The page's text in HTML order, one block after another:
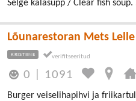
Selge kalasupp / Clear fish soup.
Lõunarestoran Mets Lelle
KRISTIINE
0 1091
Burger veiselihapihvi ja